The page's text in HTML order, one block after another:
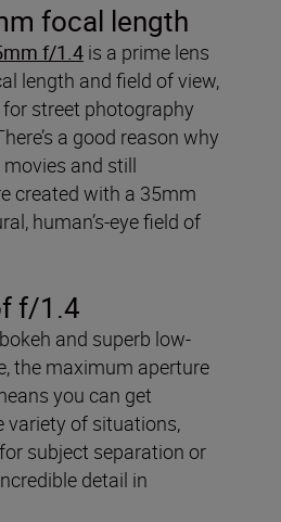
focal length
f/1.4 is a prime lens
length and field of view,
street photography
a good reason why
and still
created with a 35mm
human’s-eye field of
f/1.4
and superb low-
the maximum aperture
you can get
variety of situations,
subject separation or
detail in